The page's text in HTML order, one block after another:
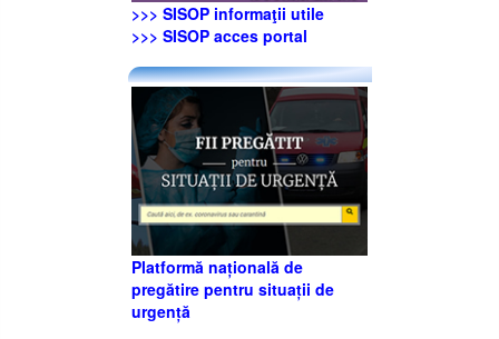
>>> SISOP informaţii utile
>>> SISOP acces portal
Platformă națională de
pregătire pentru situații de
urgență